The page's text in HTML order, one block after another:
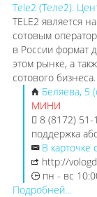
Tele2 (Теле2).
TELE2 является
сотовым
в России формат
этом рынке, а
сотового бизнеса.
Беляева, 5
МИНИ
8 (8172) 51-
поддержка
В карточке
http://
пн - вс
Подробней...